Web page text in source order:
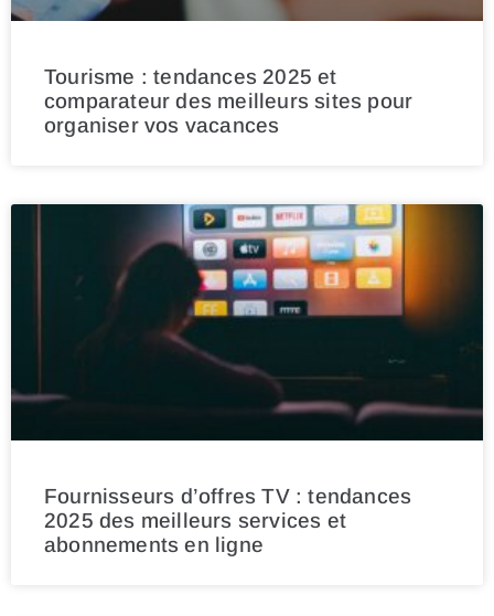
Tourisme : tendances 2025 et
comparateur des meilleurs sites pour
organiser vos vacances
Fournisseurs d’offres TV : tendances
2025 des meilleurs services et
abonnements en ligne